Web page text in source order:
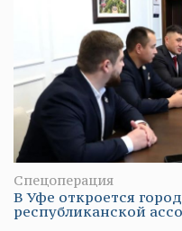
Спецоперация
В Уфе откроется
республиканской